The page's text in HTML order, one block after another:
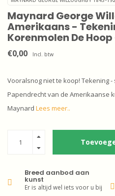
Maynard George
Amerikaans -
Korenmolen De
€0,00 Incl. btw
Vooralsnog niet te koop! Tekening
Papendrecht van de Amerikaanse
Maynard Lees meer..
Breed aanbod aan
kunst
Er is altijd wel iets voor u bij